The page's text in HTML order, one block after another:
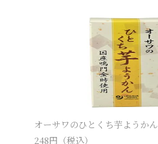
オーサワのひとくち芋ようかん
248円（税込）